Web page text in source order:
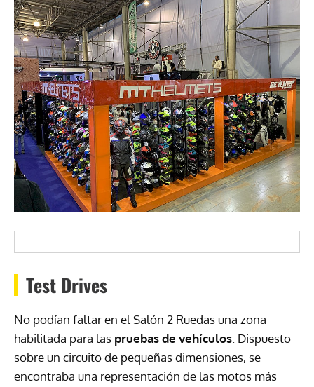
Test Drives
No podían faltar en el Salón 2 Ruedas una zona
habilitada para las pruebas de vehículos. Dispuesto
sobre un circuito de pequeñas dimensiones, se
encontraba una representación de las motos más